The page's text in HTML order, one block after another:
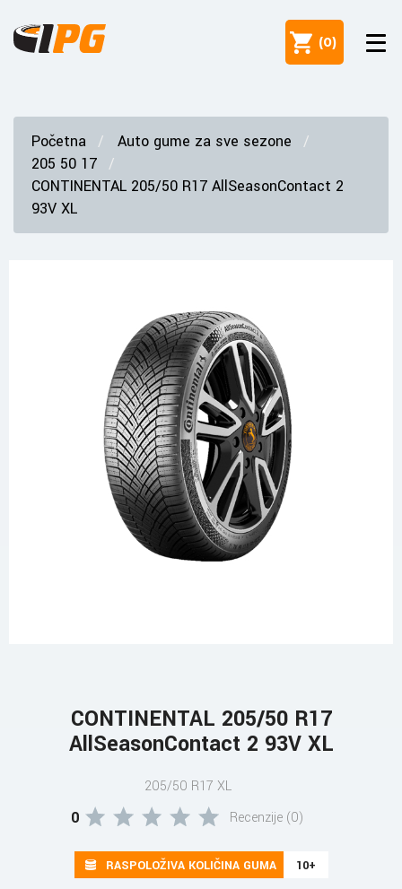
(0)
Početna
Auto gume za sve sezone
205 50 17
CONTINENTAL 205/50 R17 AllSeasonContact 2
93V XL
CONTINENTAL 205/50 R17
AllSeasonContact 2 93V XL
205/50 R17 XL
0 Recenzije (0)
RASPOLOŽIVA KOLIČINA GUMA 10+